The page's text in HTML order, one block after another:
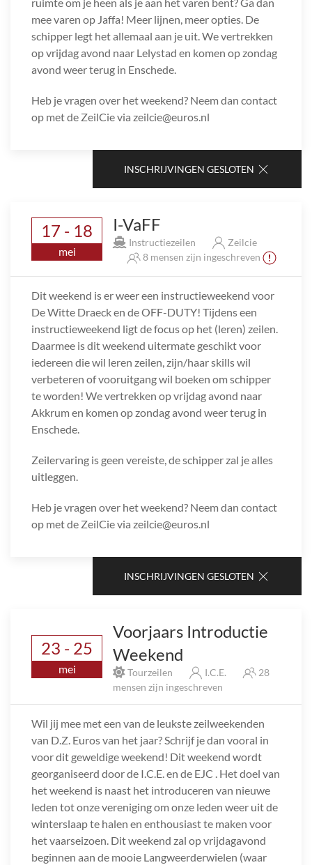
mee varen op Jaffa! Meer lijnen, meer opties. De
schipper legt het allemaal aan je uit. We vertrekken
op vrijdag avond naar Lelystad en komen op zondag
avond weer terug in Enschede.
Heb je vragen over het weekend? Neem dan contact
op met de ZeilCie via zeilcie@euros.nl
INSCHRIJVINGEN GESLOTEN
17 - 18
mei
I-VaFF
Instructiezeilen
Zeilcie
8 mensen zijn ingeschreven
Dit weekend is er weer een instructieweekend voor
De Witte Draeck en de OFF-DUTY! Tijdens een
instructieweekend ligt de focus op het (leren) zeilen.
Daarmee is dit weekend uitermate geschikt voor
iedereen die wil leren zeilen, zijn/haar skills wil
verbeteren of vooruitgang wil boeken om schipper
te worden! We vertrekken op vrijdag avond naar
Akkrum en komen op zondag avond weer terug in
Enschede.
Zeilervaring is geen vereiste, de schipper zal je alles
uitleggen.
Heb je vragen over het weekend? Neem dan contact
op met de ZeilCie via zeilcie@euros.nl
INSCHRIJVINGEN GESLOTEN
23 - 25
mei
Voorjaars Introductie
Weekend
Tourzeilen I.C.E.
28
mensen zijn ingeschreven
Wil jij mee met een van de leukste zeilweekenden
van D.Z. Euros van het jaar? Schrijf je dan vooral in
voor dit geweldige weekend! Dit weekend wordt
georganiseerd door de I.C.E. en de EJC . Het doel van
het weekend is naast het introduceren van nieuwe
leden tot onze vereniging om onze leden weer uit de
winterslaap te halen en enthousiast te maken voor
het vaarseizoen. Dit weekend zal op vrijdagavond
beginnen aan de mooie Langweerderwielen (waar